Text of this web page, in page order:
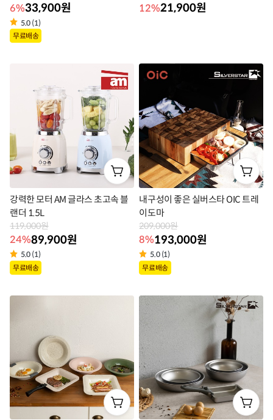
6%33,900원
5.0 (1)
상
무료배송
12%21,900원
라
벨
강력한 모터 AM 글라스 초고속 블
랜더 1.5L
119,000원
24%89,900원
5.0 (1)
상
무료배송
내구성이 좋은 실버스타 OIC 트레
이도마
209,000원
8%193,000원
5.0 (1)
상
라
벨
무료배송